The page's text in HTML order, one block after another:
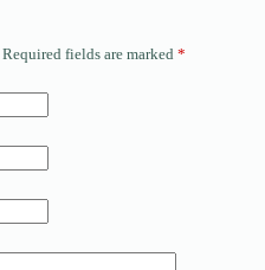
Required fields are marked *